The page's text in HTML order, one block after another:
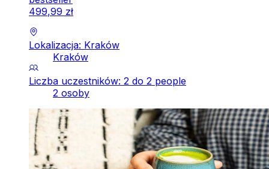
499,99 zł
Lokalizacja: Kraków
Kraków
Liczba uczestników: 2 do 2 people
2 osoby